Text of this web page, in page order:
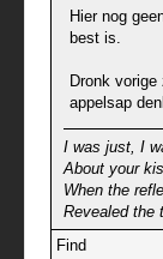
Hier nog
best is.
Dronk
appelsap
I was just, I
About your
When the
Revealed the
Find